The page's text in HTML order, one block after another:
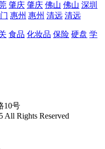
肇庆 肇庆 佛山 佛山 深圳
惠州 惠州 清远 清远
食品 化妆品 保险 硬盘 学
10号
All Rights Reserved